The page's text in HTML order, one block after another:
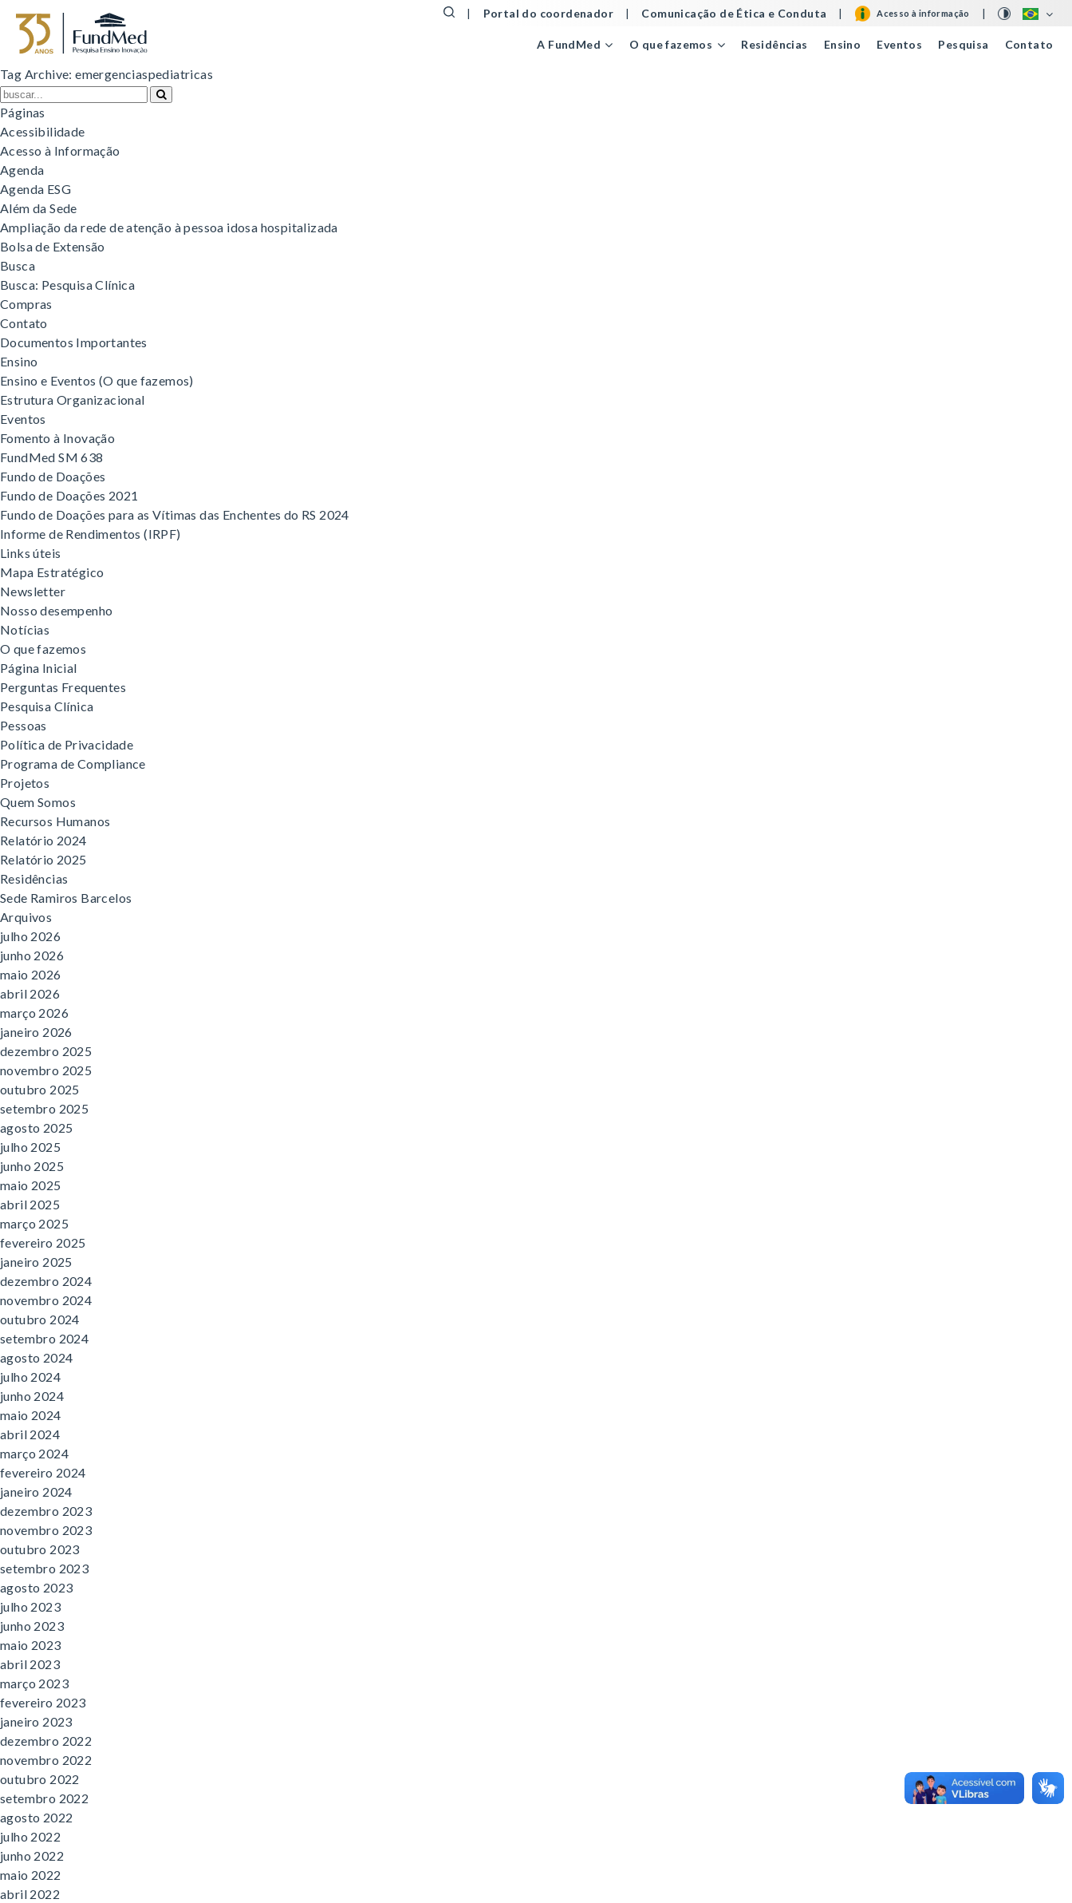
| Portal do coordenador | Comunicação de Ética e Conduta | Acesso à informação |
A FundMed O que fazemos Residências Ensino Eventos Pesquisa Contato
Tag Archive: emergenciaspediatricas
Páginas
Acessibilidade
Acesso à Informação
Agenda
Agenda ESG
Além da Sede
Ampliação da rede de atenção à pessoa idosa hospitalizada
Bolsa de Extensão
Busca
Busca: Pesquisa Clínica
Compras
Contato
Documentos Importantes
Ensino
Ensino e Eventos (O que fazemos)
Estrutura Organizacional
Eventos
Fomento à Inovação
FundMed SM 638
Fundo de Doações
Fundo de Doações 2021
Fundo de Doações para as Vítimas das Enchentes do RS 2024
Informe de Rendimentos (IRPF)
Links úteis
Mapa Estratégico
Newsletter
Nosso desempenho
Notícias
O que fazemos
Página Inicial
Perguntas Frequentes
Pesquisa Clínica
Pessoas
Política de Privacidade
Programa de Compliance
Projetos
Quem Somos
Recursos Humanos
Relatório 2024
Relatório 2025
Residências
Sede Ramiros Barcelos
Arquivos
julho 2026
junho 2026
maio 2026
abril 2026
março 2026
janeiro 2026
dezembro 2025
novembro 2025
outubro 2025
setembro 2025
agosto 2025
julho 2025
junho 2025
maio 2025
abril 2025
março 2025
fevereiro 2025
janeiro 2025
dezembro 2024
novembro 2024
outubro 2024
setembro 2024
agosto 2024
julho 2024
junho 2024
maio 2024
abril 2024
março 2024
fevereiro 2024
janeiro 2024
dezembro 2023
novembro 2023
outubro 2023
setembro 2023
agosto 2023
julho 2023
junho 2023
maio 2023
abril 2023
março 2023
fevereiro 2023
janeiro 2023
dezembro 2022
novembro 2022
outubro 2022
setembro 2022
agosto 2022
julho 2022
junho 2022
maio 2022
abril 2022